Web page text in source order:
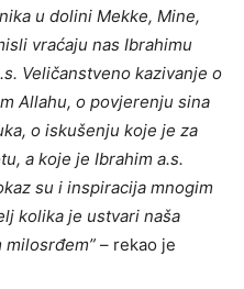
u dolini Mekke, Mine,
vraćaju nas Ibrahimu
Veličanstveno kazivanje o
Allahu, o povjerenju sina
o iskušenju koje je za
a koje je Ibrahim a.s.
su i inspiracija mnogim
kolika je ustvari naša
milosrđem” – rekao je